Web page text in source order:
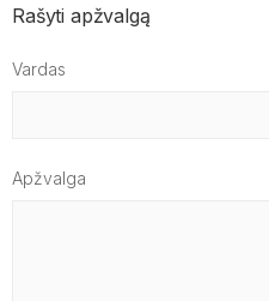
Rašyti apžvalgą
Vardas
Apžvalga